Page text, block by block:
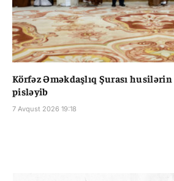
Körfəz Əməkdaşlıq Şurası
pisləyib
7 Avqust 2026 19:18